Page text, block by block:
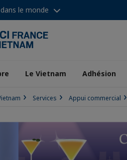
le monde
Le Vietnam Adhésion
Services Appui commercial